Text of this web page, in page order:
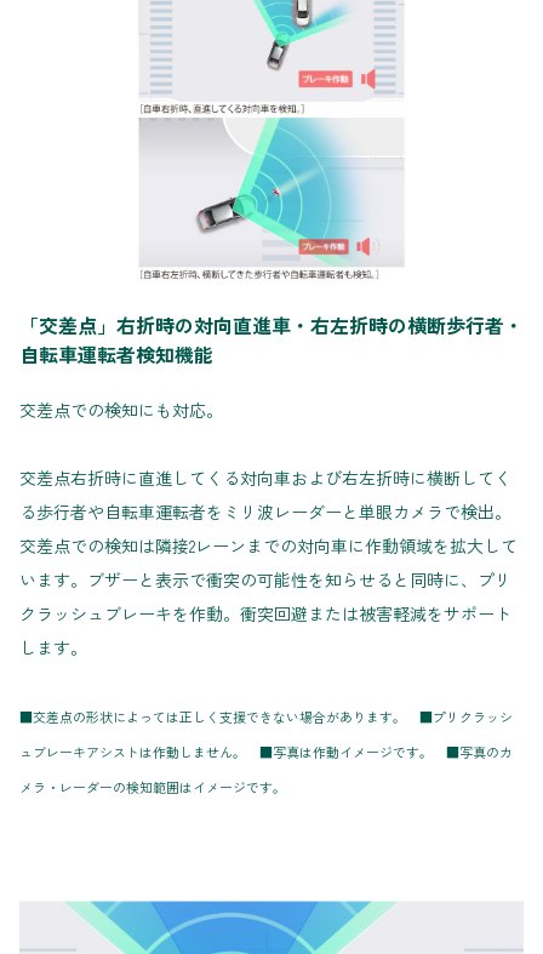
「交差点」右折時の対向直進車・右左折時の横断歩行者・
自転車運転者検知機能
交差点での検知にも対応。
交差点右折時に直進してくる対向車および右左折時に横断してく
る歩行者や自転車運転者をミリ波レーダーと単眼カメラで検出。
交差点での検知は隣接2レーンまでの対向車に作動領域を拡大して
います。ブザーと表示で衝突の可能性を知らせると同時に、プリ
クラッシュブレーキを作動。衝突回避または被害軽減をサポート
します。
■交差点の形状によっては正しく支援できない場合があります。 ■プリクラッシ
ュブレーキアシストは作動しません。 ■写真は作動イメージです。 ■写真のカ
メラ・レーダーの検知範囲はイメージです。